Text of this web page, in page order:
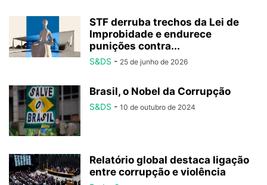
STF derruba trechos da Lei de
Improbidade e endurece
punições contra...
S&DS - 25 de junho de 2026
Brasil, o Nobel da Corrupção
S&DS - 10 de outubro de 2024
Relatório global destaca ligação
entre corrupção e violência